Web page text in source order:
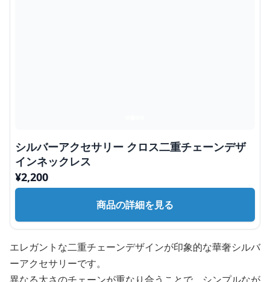
シルバーアクセサリー クロス二重チェーンデザ
インネックレス
¥2,200
商品の詳細を見る
エレガントな二重チェーンデザインが印象的な華奢シルバ
ーアクセサリーです。